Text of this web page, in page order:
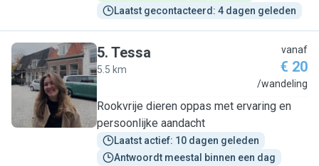
Laatst gecontacteerd: 4 dagen geleden
T
5. Tessa
5.5 km
vanaf
€ 20
/wandeling
Rookvrije dieren oppas met ervaring en
persoonlijke aandacht
Laatst actief: 10 dagen geleden
Antwoordt meestal binnen een dag